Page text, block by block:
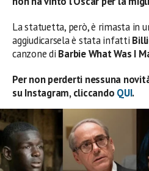
La statuetta, però, è rimasta in
aggiudicarsela è stata infatti
canzone di Barbie What Was I
Per non perderti nessuna
su Instagram, cliccando QUI.